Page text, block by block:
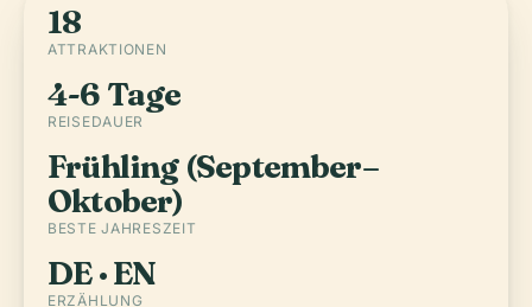
18
ATTRAKTIONEN
4-6 Tage
REISEDAUER
Frühling (September–
Oktober)
BESTE JAHRESZEIT
DE · EN
ERZÄHLUNG